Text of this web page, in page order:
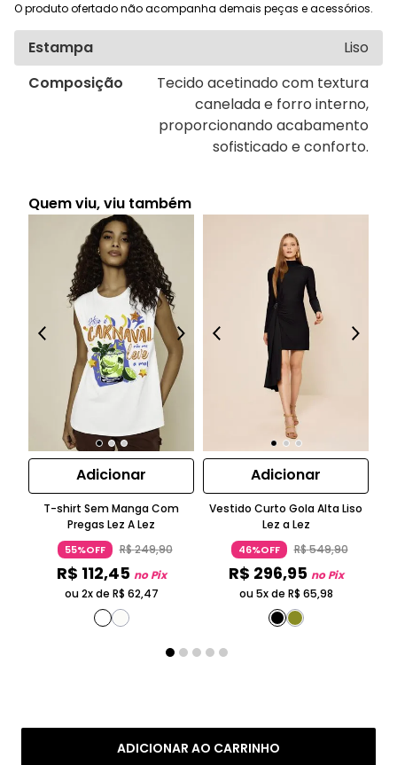
ADICIONAR AO CARRINHO
O produto ofertado não acompanha demais peças e acessórios.
Estampa
Liso
Composição
Tecido acetinado com textura
canelada e forro interno,
proporcionando acabamento
sofisticado e conforto.
Quem viu, viu também
Adicionar
T-shirt Sem Manga Com
Pregas Lez A Lez
55%OFF R$249,90
R$ 112,45 no Pix
ou 2x de R$ 62,47
Adicionar
Vestido Curto Gola Alta Liso
Lez a Lez
46%OFF R$549,90
R$ 296,95 no Pix
ou 5x de R$ 65,98